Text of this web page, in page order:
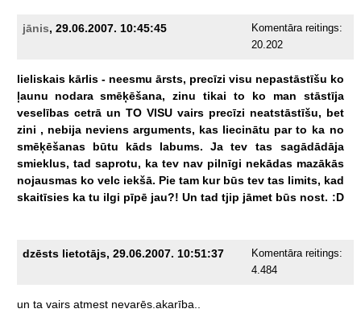
jānis, 29.06.2007. 10:45:45
Komentāra reitings:
20.202
lieliskais kārlis - neesmu ārsts, precīzi visu nepastāstīšu ko
ļaunu
nodara smēķēšana, zinu tikai to ko man
stāstīja
veselības cetrā un TO VISU vairs precīzi neatstāstīšu, bet
zini , nebija neviens arguments, kas liecinātu par to ka no
smēķēšanas
būtu kāds labums. Ja tev tas
sagādādāja
smieklus, tad saprotu, ka tev nav pilnīgi nekādas mazākās
nojausmas ko velc iekšā. Pie tam kur būs tev tas limits, kad
skaitīsies ka tu ilgi pīpē jau?! Un tad tjip jāmet būs nost. :D
dzēsts lietotājs, 29.06.2007. 10:51:37
Komentāra reitings:
4.484
un ta vairs atmest nevarēs.akarība..